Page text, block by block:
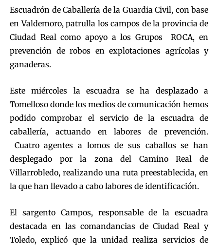
Escuadrón de Caballería de la Guardia Civil, con base
en Valdemoro, patrulla los campos de la provincia de
Ciudad Real como apoyo a los Grupos ROCA, en
prevención de robos en explotaciones agrícolas y
ganaderas.
Este miércoles la escuadra se ha desplazado a
Tomelloso donde los medios de comunicación hemos
podido comprobar el servicio de la escuadra de
caballería, actuando en labores de prevención.
Cuatro agentes a lomos de sus caballos se han
desplegado por la zona del Camino Real de
Villarrobledo, realizando una ruta preestablecida, en
la que han llevado a cabo labores de identificación.
El sargento Campos, responsable de la escuadra
destacada en las comandancias de Ciudad Real y
Toledo, explicó que la unidad realiza servicios de